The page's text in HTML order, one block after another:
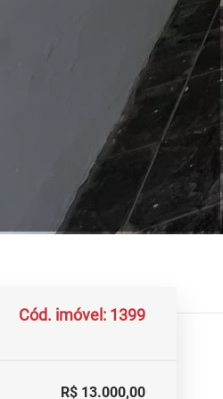
Cód. imóvel: 1399
R$ 13.000,00